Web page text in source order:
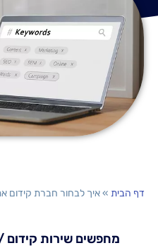
דף הבית »איך לבחור חברת קידום
מחפשים שירות קידום